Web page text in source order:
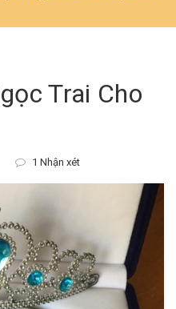
Trai Cho
1 Nhận xét